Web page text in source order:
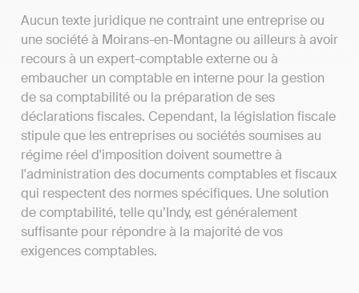
Aucun texte juridique ne contraint une entreprise ou
une société à Moirans-en-Montagne ou ailleurs à avoir
recours à un expert-comptable externe ou à
embaucher un comptable en interne pour la gestion
de sa comptabilité ou la préparation de ses
déclarations fiscales. Cependant, la législation fiscale
stipule que les entreprises ou sociétés soumises au
régime réel d'imposition doivent soumettre à
l'administration des documents comptables et fiscaux
qui respectent des normes spécifiques. Une solution
de comptabilité, telle qu’Indy, est généralement
suffisante pour répondre à la majorité de vos
exigences comptables.